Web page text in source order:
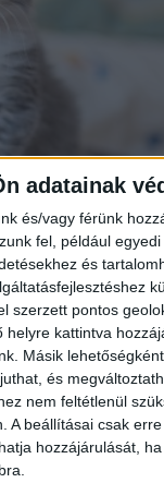
adatainak
és/vagy férünk
fel, például
és
szerzett pontos
helyre kattintva
Másik
és
nem feltétlenül
A beállításai csak
hozzájárulását,
a
hogy gyökér